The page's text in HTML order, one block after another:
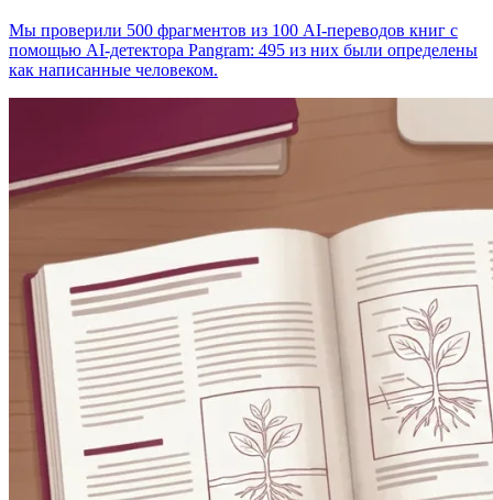
Мы проверили 500 фрагментов из 100 AI-переводов книг с
помощью AI-детектора Pangram: 495 из них были определены
как написанные человеком.